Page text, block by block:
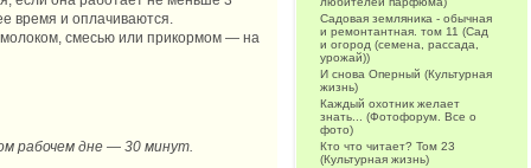
время и оплачиваются.
смесью или прикормом — на
рабочем дне — 30 минут.
Садовая земляника - обычная
и ремонтантная. том 11 (Сад
и огород (семена, рассада,
урожай))
И снова Оперный (Культурная
жизнь)
Каждый охотник желает
знать... (Фотофорум. Все о
фото)
Кто что читает? Том 23
(Культурная жизнь)